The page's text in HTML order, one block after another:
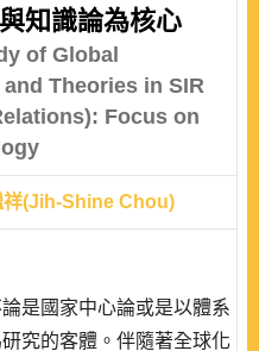
知識論為核心
of Global
Theories in SIR
Focus on
祥(Jih-Shine Chou)
是國家中心論或是以體系
究的客體。伴隨著全球化